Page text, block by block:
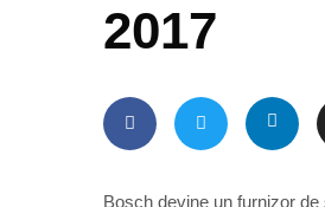
2017
Bosch devine un furnizor